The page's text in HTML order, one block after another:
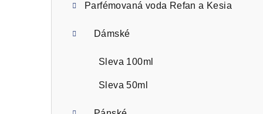
Parfémovaná voda Refan a Kesia
Dámské
Sleva 100ml
Sleva 50ml